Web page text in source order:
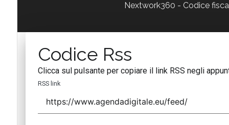
Nextwork360 - Codice
Codice Rss
Clicca sul pulsante per copiare il link RSS negli
RSS link